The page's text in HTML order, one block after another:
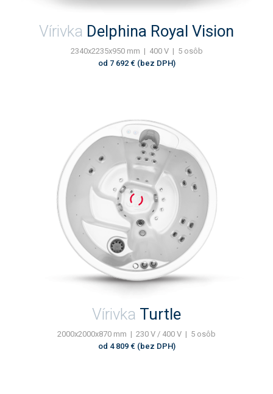
Vírivka Delphina Royal Vision
2340x2235x950 mm | 400 V | 5 osôb
od 7 692 € (bez DPH)
Vírivka Turtle
2000x2000x870 mm | 230 V / 400 V | 5 osôb
od 4 809 € (bez DPH)